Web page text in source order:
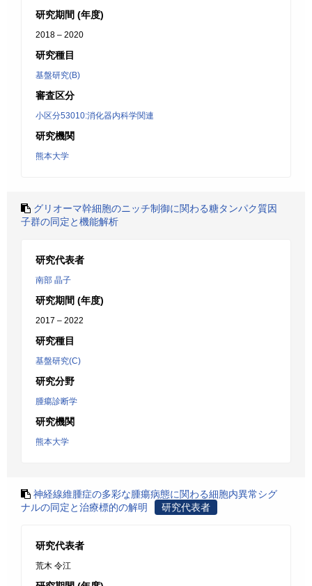
研究期間 (年度)
2018 – 2020
研究種目
基盤研究(B)
審査区分
小区分53010:消化器内科学関連
研究機関
熊本大学
グリオーマ幹細胞のニッチ制御に関わる糖タンパク質因
子群の同定と機能解析
研究代表者
南部 晶子
研究期間 (年度)
2017 – 2022
研究種目
基盤研究(C)
研究分野
腫瘍診断学
研究機関
熊本大学
神経線維腫症の多彩な腫瘍病態に関わる細胞内異常シグ
ナルの同定と治療標的の解明
研究代表者
研究代表者
荒木 令江